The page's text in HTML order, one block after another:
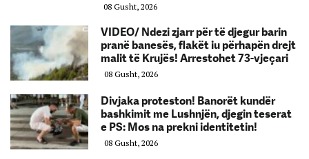
08 Gusht, 2026
VIDEO/ Ndezi zjarr për të djegur barin
pranë banesës, flakët iu përhapën drejt
malit të Krujës! Arrestohet 73-vjeçari
08 Gusht, 2026
Divjaka proteston! Banorët kundër
bashkimit me Lushnjën, djegin teserat
e PS: Mos na prekni identitetin!
08 Gusht, 2026